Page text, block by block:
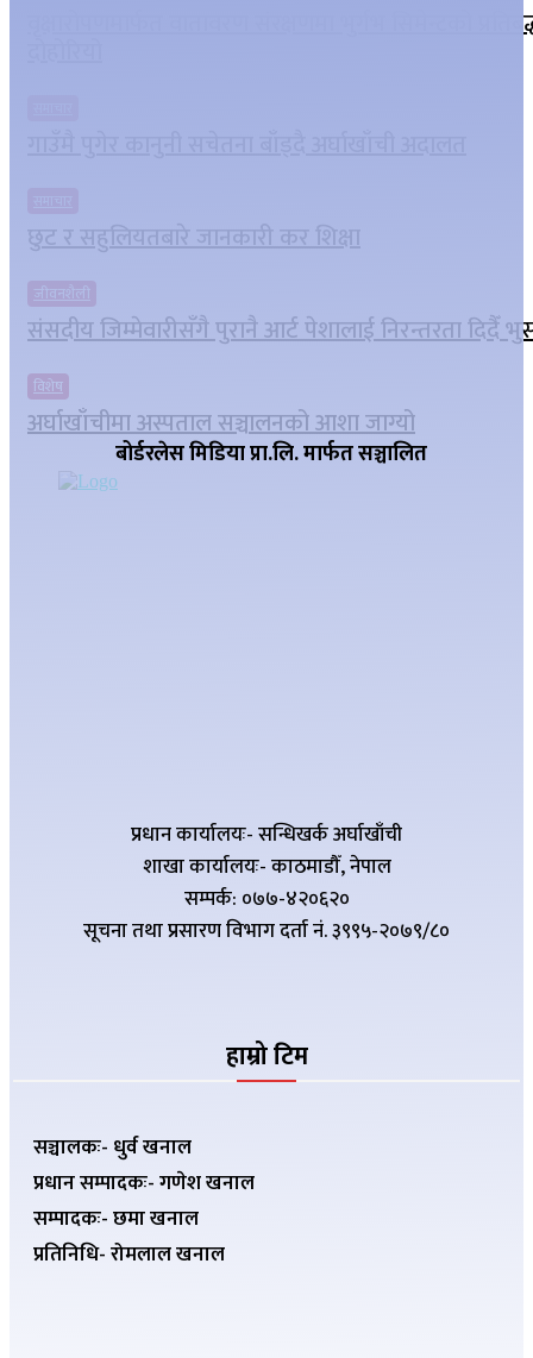
वृक्षारोपणमार्फत वातावरण संरक्षणमा भुर्गभ सिमेन्टको
छुट र सहुलियतबारे जानकारी कर शिक्षा
जीवनशैली
संसदीय जिम्मेवारीसँगै पुरानै आर्ट पेशालाई निरन्तरता दिदैँ
विशेष
अर्घाखाँचीमा अस्पताल सञ्चालनको आशा जाग्यो
बोर्डरलेस मिडिया प्रा.लि. मार्फत सञ्चालित
प्रधान कार्यालयः- सन्धिखर्क अर्घाखाँची
शाखा कार्यालयः- काठमाडौँ, नेपाल
सम्पर्क: ०७७-४२०६२०
सूचना तथा प्रसारण विभाग दर्ता नं. ३९९५-२०७९/८०
हाम्रो टिम
सञ्चालकः- धुर्व खनाल
प्रधान सम्पादकः- गणेश खनाल
सम्पादकः- छमा खनाल
प्रतिनिधि- रोमलाल खनाल